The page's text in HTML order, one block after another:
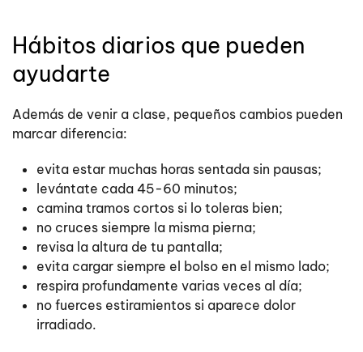
Hábitos diarios que pueden
ayudarte
Además de venir a clase, pequeños cambios pueden
marcar diferencia:
evita estar muchas horas sentada sin pausas;
levántate cada 45-60 minutos;
camina tramos cortos si lo toleras bien;
no cruces siempre la misma pierna;
revisa la altura de tu pantalla;
evita cargar siempre el bolso en el mismo lado;
respira profundamente varias veces al día;
no fuerces estiramientos si aparece dolor
irradiado.